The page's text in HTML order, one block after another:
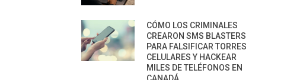
CÓMO LOS CRIMINALES
CREARON SMS BLASTERS
PARA FALSIFICAR TORRES
CELULARES Y HACKEAR
MILES DE TELÉFONOS EN